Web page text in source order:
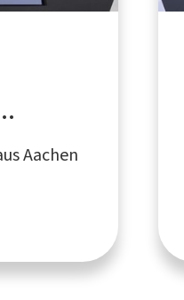
Aachen